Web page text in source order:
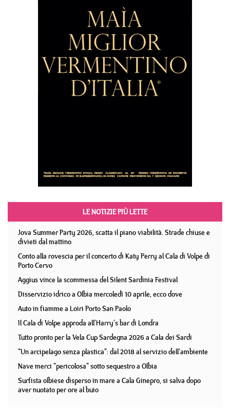
LE NOTIZIE PIÙ LETTE
Jova Summer Party 2026, scatta il piano viabilità. Strade chiuse e
divieti dal mattino
Conto alla rovescia per il concerto di Katy Perry al Cala di Volpe di
Porto Cervo
Aggius vince la scommessa del Silent Sardinia Festival
Disservizio idrico a Olbia mercoledì 10 aprile, ecco dove
Auto in fiamme a Loiri Porto San Paolo
Il Cala di Volpe approda all'Harry's bar di Londra
Tutto pronto per la Vela Cup Sardegna 2026 a Cala dei Sardi
"Un arcipelago senza plastica": dal 2018 al servizio dell'ambiente
Nave merci "pericolosa" sotto sequestro a Olbia
Surfista olbiese disperso in mare a Cala Ginepro, si salva dopo
aver nuotato per ore al buio